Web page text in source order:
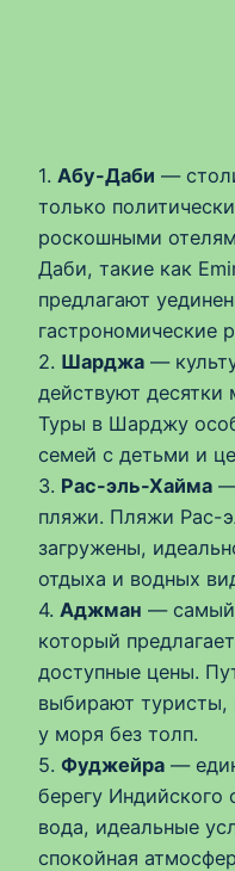
1. Абу-Даби —
только
роскошными
Даби, такие как
предлагают
гастрономические
2. Шарджа —
действуют десятки
Туры в Шарджу
семей с детьми и
3. Рас-эль-Хайма —
пляжи. Пляжи Рас-
загружены,
отдыха и водных
4. Аджман — самый
который
доступные цены.
выбирают
у моря без толп.
5. Фуджейра —
берегу Индийского
вода, идеальные
спокойная